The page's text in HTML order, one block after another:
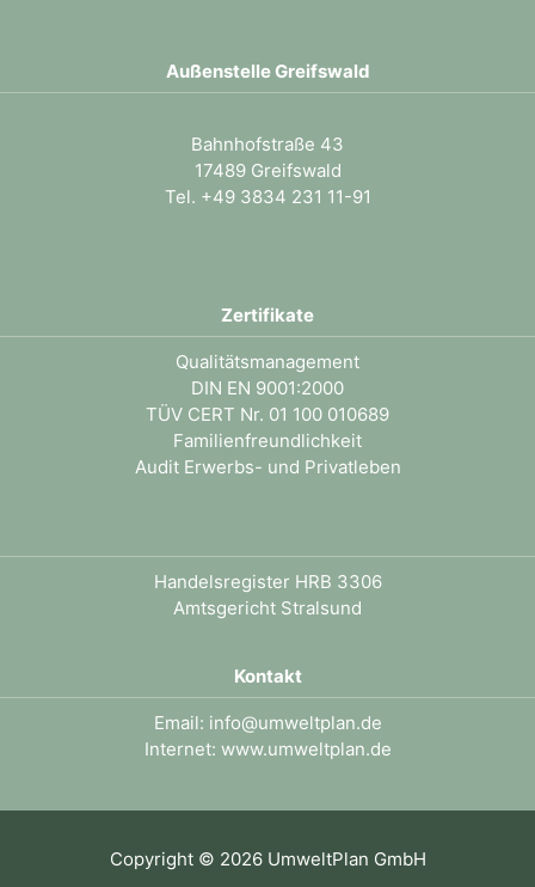
Außenstelle Greifswald
Bahnhofstraße 43
17489 Greifswald
Tel. +49 3834 231 11-91
Zertifikate
Qualitätsmanagement
DIN EN 9001:2000
TÜV CERT Nr. 01 100 010689
Familienfreundlichkeit
Audit Erwerbs- und Privatleben
Handelsregister HRB 3306
Amtsgericht Stralsund
Kontakt
Email: info@umweltplan.de
Internet: www.umweltplan.de
Copyright © 2026 UmweltPlan GmbH